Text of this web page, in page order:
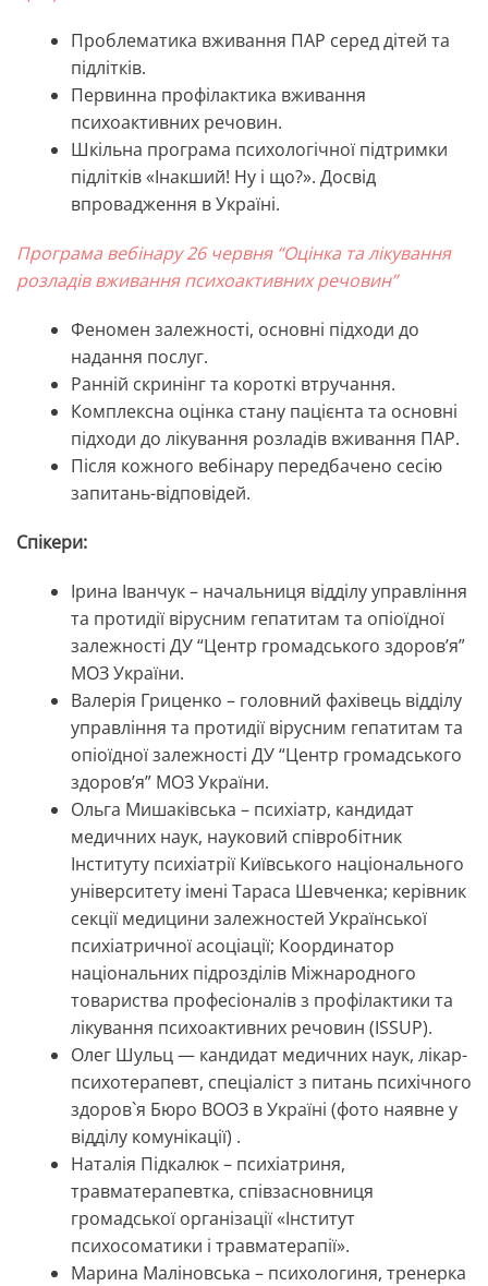
Проблематика вживання ПАР серед дітей та
підлітків.
Первинна профілактика вживання
психоактивних речовин.
Шкільна програма психологічної підтримки
підлітків «Інакший! Ну і що?». Досвід
впровадження в Україні.
Програма вебінару 26 червня “Оцінка та лікування
розладів вживання психоактивних речовин”
Феномен залежності, основні підходи до
надання послуг.
Ранній скринінг та короткі втручання.
Комплексна оцінка стану пацієнта та основні
підходи до лікування розладів вживання ПАР.
Після кожного вебінару передбачено сесію
запитань-відповідей.
Спікери:
Ірина Іванчук – начальниця відділу управління
та протидії вірусним гепатитам та опіоїдної
залежності ДУ “Центр громадського здоровʼя”
МОЗ України.
Валерія Гриценко – головний фахівець відділу
управління та протидії вірусним гепатитам та
опіоїдної залежності ДУ “Центр громадського
здоровʼя” МОЗ України.
Ольга Мишаківська – психіатр, кандидат
медичних наук, науковий співробітник
Інституту психіатрії Київського національного
університету імені Тараса Шевченка; керівник
секції медицини залежностей Української
психіатричної асоціації; Координатор
національних підрозділів Міжнародного
товариства професіоналів з профілактики та
лікування психоактивних речовин (ISSUP).
Олег Шульц — кандидат медичних наук, лікар-
психотерапевт, спеціаліст з питань психічного
здоров`я Бюро ВООЗ в Україні (фото наявне у
відділу комунікації) .
Наталія Підкалюк – психіатриня,
травматерапевтка, співзасновниця
громадської організації «Інститут
психосоматики і травматерапії».
Марина Маліновська – психологиня, тренерка